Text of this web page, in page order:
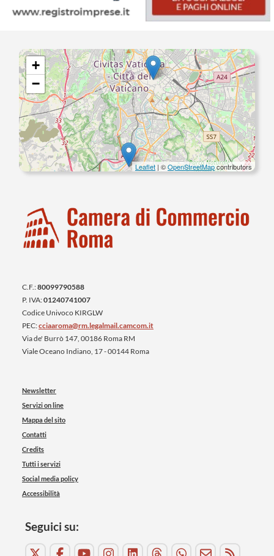
+
−
Leaflet | ©OpenStreetMapcontributors
C.F.:80099790588
P. IVA:01240741007
Codice Univoco KIRGLW
PEC:cciaaroma@rm.legalmail.camcom.it
Via de' Burrò 147, 00186 Roma RM
Viale Oceano Indiano, 17 - 00144 Roma
Newsletter
Servizi on line
Mappa del sito
Contatti
Credits
Tutti i servizi
Social media policy
Accessibilità
Seguici su: